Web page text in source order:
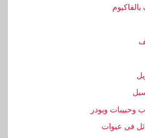
وحبيبات وبودر
فى عبوات